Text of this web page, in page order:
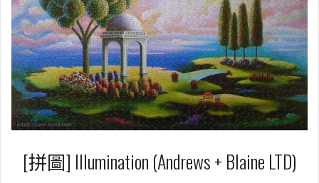
[拼圖] Illumination (Andrews + Blaine LTD)